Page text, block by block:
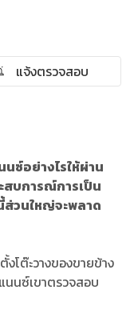
แจ้งตรวจสอบ
ซ์อย่างไรให้ผ่าน
สบการณ์การเป็น
วนใหญ่จะพลาด
ต๊ะวางของขายข้าง
นซ์เขาตรวจสอบ